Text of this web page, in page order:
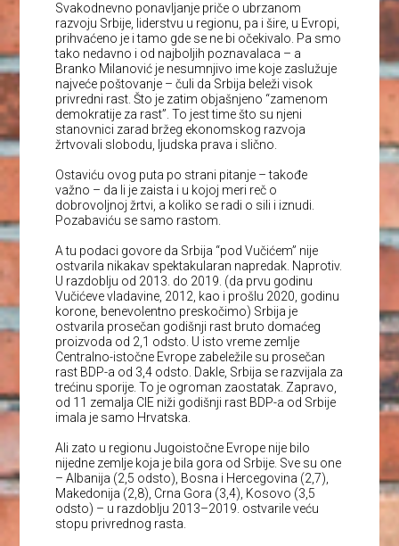
Svakodnevno ponavljanje priče o ubrzanom
razvoju Srbije, liderstvu u regionu, pa i šire, u Evropi,
prihvaćeno je i tamo gde se ne bi očekivalo. Pa smo
tako nedavno i od najboljih poznavalaca – a
Branko Milanović je nesumnjivo ime koje zaslužuje
najveće poštovanje – čuli da Srbija beleži visok
privredni rast. Što je zatim objašnjeno “zamenom
demokratije za rast”. To jest time što su njeni
stanovnici zarad bržeg ekonomskog razvoja
žrtvovali slobodu, ljudska prava i slično.
Ostaviću ovog puta po strani pitanje – takođe
važno – da li je zaista i u kojoj meri reč o
dobrovoljnoj žrtvi, a koliko se radi o sili i iznudi.
Pozabaviću se samo rastom.
A tu podaci govore da Srbija “pod Vučićem” nije
ostvarila nikakav spektakularan napredak. Naprotiv.
U razdoblju od 2013. do 2019. (da prvu godinu
Vučićeve vladavine, 2012, kao i prošlu 2020, godinu
korone, benevolentno preskočimo) Srbija je
ostvarila prosečan godišnji rast bruto domaćeg
proizvoda od 2,1 odsto. U isto vreme zemlje
Centralno-istočne Evrope zabeležile su prosečan
rast BDP-a od 3,4 odsto. Dakle, Srbija se razvijala za
trećinu sporije. To je ogroman zaostatak. Zapravo,
od 11 zemalja CIE niži godišnji rast BDP-a od Srbije
imala je samo Hrvatska.
Ali zato u regionu Jugoistočne Evrope nije bilo
nijedne zemlje koja je bila gora od Srbije. Sve su one
– Albanija (2,5 odsto), Bosna i Hercegovina (2,7),
Makedonija (2,8), Crna Gora (3,4), Kosovo (3,5
odsto) – u razdoblju 2013–2019. ostvarile veću
stopu privrednog rasta.